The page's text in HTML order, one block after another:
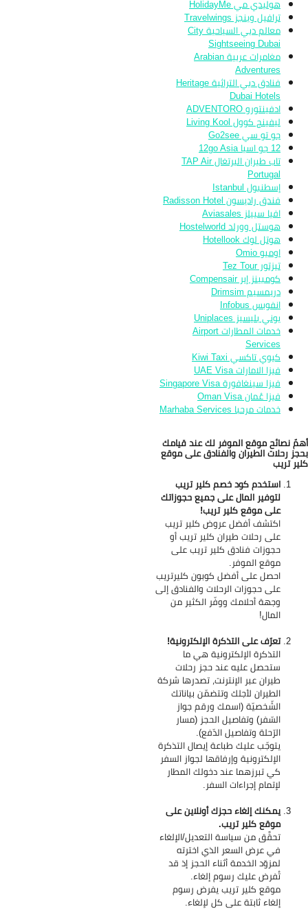
هوليدي مي HolidayMe
ترافيل وينجز Travelwings
معالم دبي السياحية City
Sightseeing Dubai
مغامرات عربية Arabian
Adventures
فنادق دبي التراثية Heritage
Dubai Hotels
ادفينتورو ADVENTORO
ليفينج كوول Living Kool
جو تو سي Go2see
12 جو اسيا 12go Asia
تاب طيران البرتغال TAP Air
Portugal
إسطنبول Istanbul
فندق راديسون Radisson Hotel
افيا سييلز Aviasales
هوستل وورلد Hostelworld
هوتل لوك Hotellook
اوميو Omio
تيزتور Tez Tour
كومبينز إير Compensair
دريمسيم Drimsim
انفوبس Infobus
يوني بليسيز Uniplaces
خدمات المطارات Airport
Services
كيوي تاكسي Kiwi Taxi
فيزا الامارات UAE Visa
فيزا سينغافورة Singapore Visa
فيزا عُمان Oman Visa
خدمات مرحبا Marhaba Services
نصائح موقع الموفر لك عند قيامك
رحلات الطيران والفنادق على موقع
تريب
استخدم كود خصم كلير تريب
لتوفير المال على جميع حجوزاتك
على موقع كلير تريب!
اكتشف أفضل عروض كلير تريب
على رحلات طيران كلير تريب أو
حجوزات فنادق كلير تريب على
موقع الموفر.
احصل على أفضل كوبون كليرتريب
على حجوزات الرحلات والفنادق إلى
وجهة أحلامك ووفّر الكثير من
المال!
تعرّف على التذكرة الإلكترونية!
التذكرة الإلكترونية هي ما
ستحصل عليه عند حجز رحلات
طيران عبر الإنترنت، تصدرها شركة
الطيران لأجلك وتتضمّن بياناتك
الشّخصيّة (اسمك ورقم جواز
السّفر) وتفاصيل الحجز (مسار
الرّحلة وتفاصيل الدّفع).
يتوجّب عليك طباعة إيصال التذكرة
الإلكترونية وإرفاقها لجواز السفر
كي تبرزهما عند دخولك المطار
لإتمام إجراءات السفر.
يمكنك إلغاء حجزك أونلاين على
موقع كلير تريب.
تحقَّق من سياسة التعديل/الإلغاء
في عرض السعر الذي اخترته
لمزوّد الخدمة أثناء الحجز إذ قد
تُفرض عليك رسوم إلغاء.
موقع كلير تريب يفرض رسوم
إلغاء ثابتة على كل لإلغاء.